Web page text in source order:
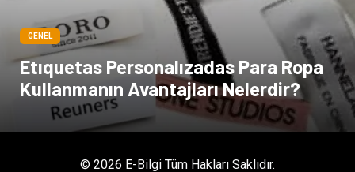
GENEL
Etıquetas Personalızadas Para Ropa
Kullanmanın Avantajları Nelerdir?
© 2026 E-Bilgi Tüm Hakları Saklıdır.